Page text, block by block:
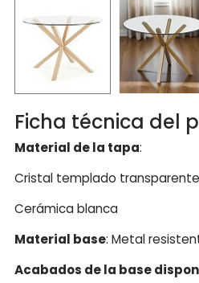
Ficha técnica del
Material de la tapa:
Cristal templado transparente
Cerámica blanca
Material base: Metal
Acabados de la base